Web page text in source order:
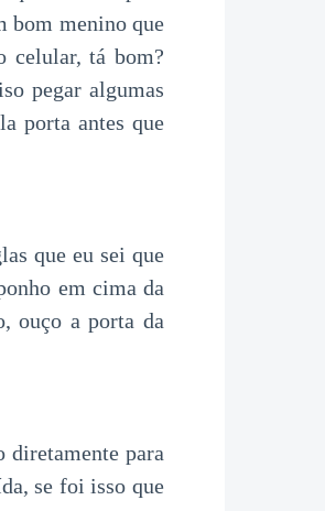
bom menino que
celular, tá bom?
pegar algumas
porta antes que
que eu sei que
em cima da
ouço a porta da
diretamente para
se foi isso que